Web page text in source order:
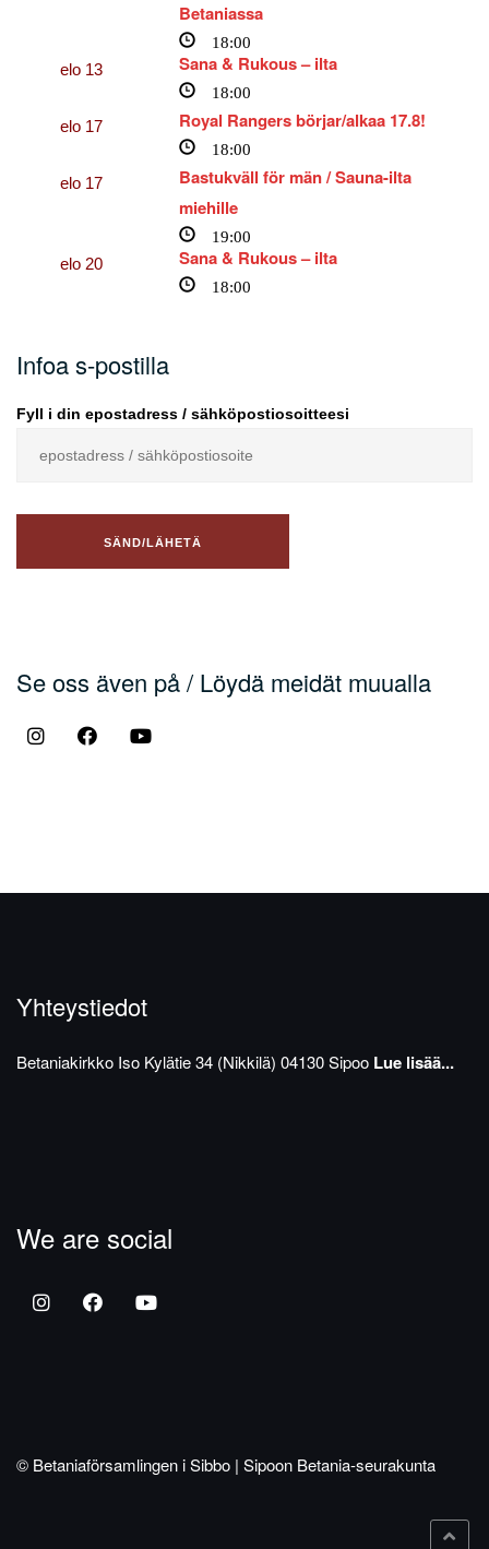
Betaniassa
18:00
elo 13 Sana & Rukous – ilta
18:00
elo 17 Royal Rangers börjar/alkaa 17.8!
18:00
elo 17
Bastukväll för män / Sauna-ilta
miehille
19:00
elo 20 Sana & Rukous – ilta
18:00
Infoa s-postilla
Fyll i din epostadress / sähköpostiosoitteesi
Se oss även på / Löydä meidät muualla
Yhteystiedot
Betaniakirkko Iso Kylätie 34 (Nikkilä) 04130 Sipoo Lue lisää...
We are social
© Betaniaförsamlingen i Sibbo | Sipoon Betania-seurakunta